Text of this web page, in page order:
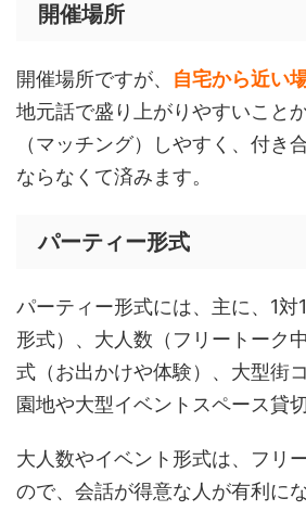
開催場所
開催場所ですが、 自宅から近い
地元話で盛り上がりやすいこと
（マッチング）しやすく、付き
ならなくて済みます。
パーティー形式
パーティー形式には、主に、1対
形式）、大人数（フリートーク
式（お出かけや体験）、大型街
園地や大型イベントスペース貸
大人数やイベント形式は、フリ
ので、会話が得意な人が有利に